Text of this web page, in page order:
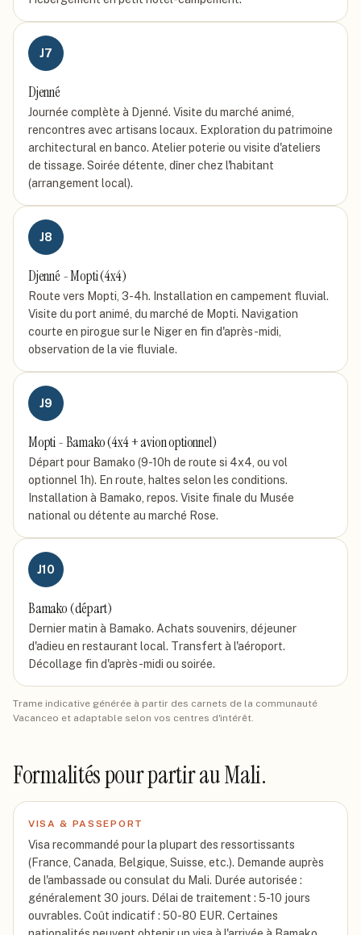
J7
Djenné
Journée complète à Djenné. Visite du marché animé,
rencontres avec artisans locaux. Exploration du patrimoine
architectural en banco. Atelier poterie ou visite d'ateliers
de tissage. Soirée détente, dîner chez l'habitant
(arrangement local).
J8
Djenné - Mopti (4x4)
Route vers Mopti, 3-4h. Installation en campement fluvial.
Visite du port animé, du marché de Mopti. Navigation
courte en pirogue sur le Niger en fin d'après-midi,
observation de la vie fluviale.
J9
Mopti - Bamako (4x4 + avion optionnel)
Départ pour Bamako (9-10h de route si 4x4, ou vol
optionnel 1h). En route, haltes selon les conditions.
Installation à Bamako, repos. Visite finale du Musée
national ou détente au marché Rose.
J10
Bamako (départ)
Dernier matin à Bamako. Achats souvenirs, déjeuner
d'adieu en restaurant local. Transfert à l'aéroport.
Décollage fin d'après-midi ou soirée.
Trame indicative générée à partir des carnets de la communauté
Vacanceo et adaptable selon vos centres d'intérêt.
Formalités pour partirau Mali.
VISA & PASSEPORT
Visa recommandé pour la plupart des ressortissants
(France, Canada, Belgique, Suisse, etc.). Demande auprès
de l'ambassade ou consulat du Mali. Durée autorisée :
généralement 30 jours. Délai de traitement : 5-10 jours
ouvrables. Coût indicatif : 50-80 EUR. Certaines